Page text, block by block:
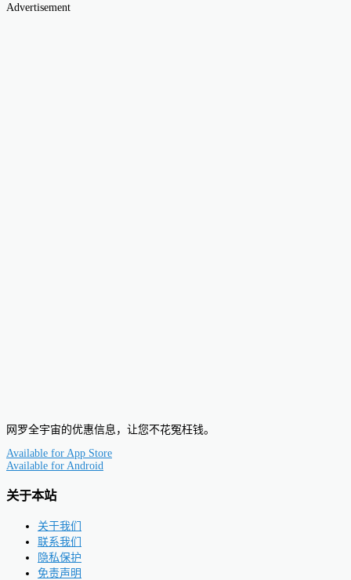
Advertisement
网罗全宇宙的优惠信息，让您不花冤枉钱。
Available for App Store
Available for Android
关于本站
关于我们
联系我们
隐私保护
免责声明